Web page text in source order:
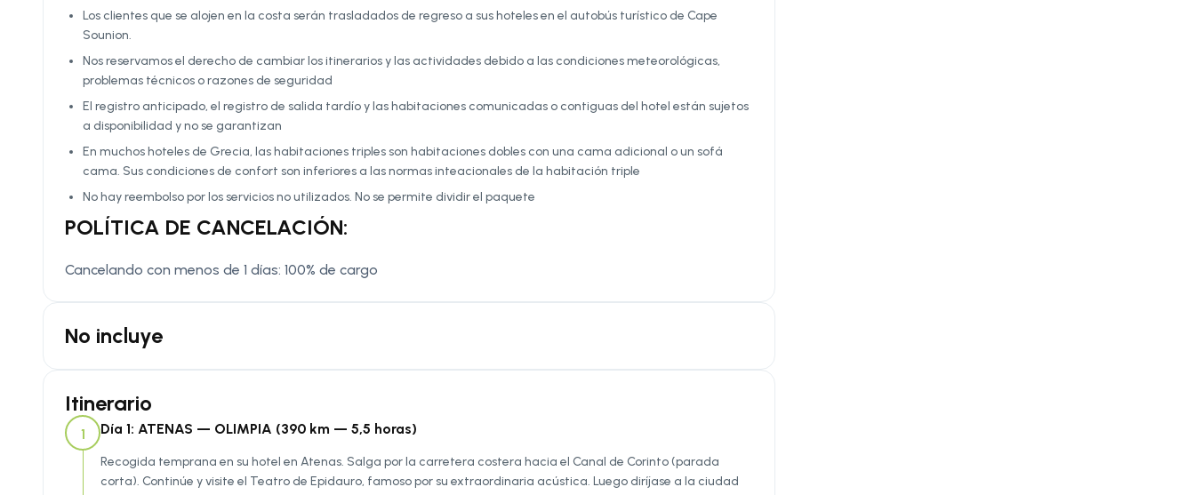
Los clientes que se alojen en la costa serán trasladados de regreso a sus hoteles en el autobús turístico de Cape
Sounion.
Nos reservamos el derecho de cambiar los itinerarios y las actividades debido a las condiciones meteorológicas,
problemas técnicos o razones de seguridad
El registro anticipado, el registro de salida tardío y las habitaciones comunicadas o contiguas del hotel están sujetos
a disponibilidad y no se garantizan
En muchos hoteles de Grecia, las habitaciones triples son habitaciones dobles con una cama adicional o un sofá
cama. Sus condiciones de confort son inferiores a las normas inteacionales de la habitación triple
No hay reembolso por los servicios no utilizados. No se permite dividir el paquete
POLÍTICA DE CANCELACIÓN:
Cancelando con menos de 1 días: 100% de cargo
No incluye
Itinerario
1 Día 1: ATENAS — OLIMPIA (390 km — 5,5 horas)
Recogida temprana en su hotel en Atenas. Salga por la carretera costera hacia el Canal de Corinto (parada
corta). Continúe y visite el Teatro de Epidauro, famoso por su extraordinaria acústica. Luego diríjase a la ciudad